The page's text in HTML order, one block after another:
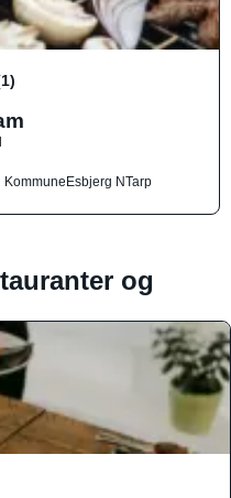
KommuneEsbjerg NTarp
og